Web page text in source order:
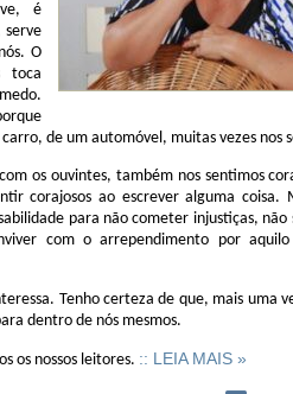
é
serve
O
toca
de um automóvel, muitas vezes nos
os ouvintes, também nos sentimos
corajosos ao escrever alguma coisa.
para não cometer injustiças, não
com o arrependimento por aquilo
Tenho certeza de que, mais uma
dentro de nós mesmos.
os nossos leitores. :: LEIA MAIS »